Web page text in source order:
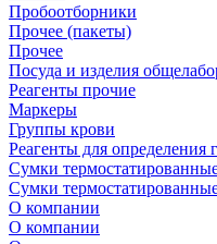
Пробоотборники
Прочее (пакеты)
Прочее
Посуда и изделия
Реагенты прочие
Маркеры
Группы крови
Реагенты для определения
Сумки
Сумки
О компании
О компании